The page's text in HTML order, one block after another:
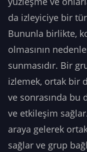
da izleyiciye bir
Bununla birlikte,
olmasının
sunmasıdır. Bir
izlemek, ortak bir
ve sonrasında bu
ve etkileşim
araya gelerek
sağlar ve grup